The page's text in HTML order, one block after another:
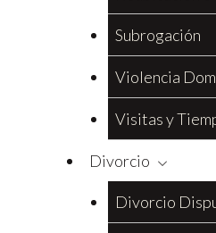
Subrogación
Violencia
Visitas y
Divorcio
Divorcio